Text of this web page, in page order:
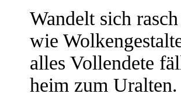
Wandelt sich
wie
alles Vollendete
heim zum Uralten.